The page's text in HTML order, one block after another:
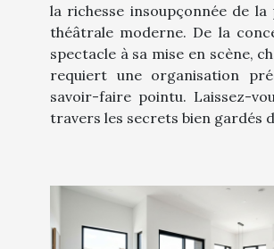
la richesse insoupçonnée de
théâtrale moderne. De la
spectacle à sa mise en scène,
requiert une organisation
savoir-faire pointu. Laissez-
travers les secrets bien gardés